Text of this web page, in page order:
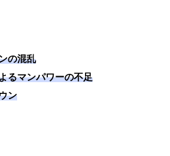
の混乱
るマンパワーの不足
ン